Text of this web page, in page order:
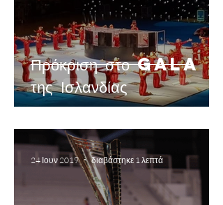
Πρόκριση στο Gala
της Ισλανδίας
24 Ιουν 2019 διαβάστηκε 1 λεπτά